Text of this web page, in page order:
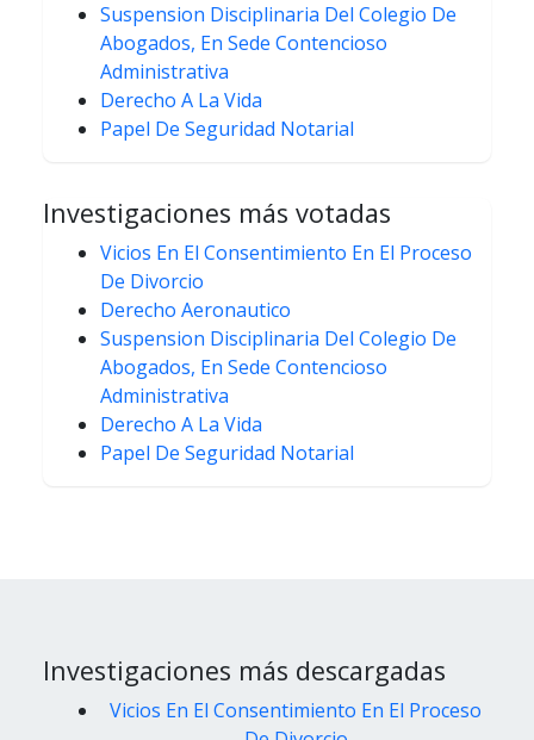
Suspension Disciplinaria Del Colegio De
Abogados, En Sede Contencioso
Administrativa
Derecho A La Vida
Papel De Seguridad Notarial
Investigaciones más votadas
Vicios En El Consentimiento En El Proceso
De Divorcio
Derecho Aeronautico
Suspension Disciplinaria Del Colegio De
Abogados, En Sede Contencioso
Administrativa
Derecho A La Vida
Papel De Seguridad Notarial
Investigaciones más descargadas
Vicios En El Consentimiento En El Proceso